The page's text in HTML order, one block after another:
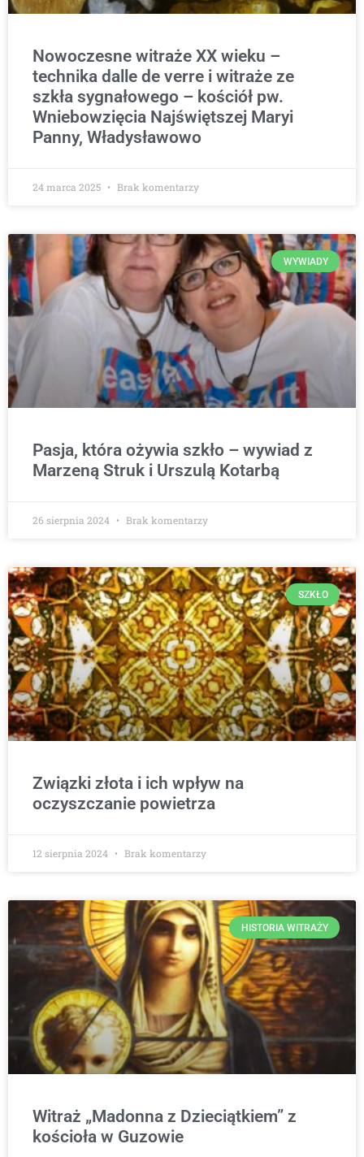
Nowoczesne witraże XX wieku –
technika dalle de verre i witraże ze
szkła sygnałowego – kościół pw.
Wniebowzięcia Najświętszej Maryi
Panny, Władysławowo
24 marca 2025 Brak komentarzy
WYWIADY
Pasja, która ożywia szkło – wywiad z
Marzeną Struk i Urszulą Kotarbą
26 sierpnia 2024 Brak komentarzy
SZKŁO
Związki złota i ich wpływ na
oczyszczanie powietrza
12 sierpnia 2024 Brak komentarzy
HISTORIA WITRAŻY
Witraż „Madonna z Dzieciątkiem” z
kościoła w Guzowie